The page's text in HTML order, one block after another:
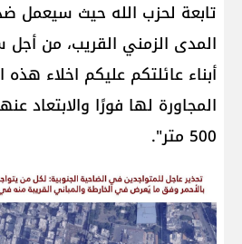
تابعة لحزب الله حيث سيعمل
المدى الزمني القريب، من
أبناء عائلتكم عليكم اخلاء هذه
المجاورة لها فورًا والابتعاد
500 متر".